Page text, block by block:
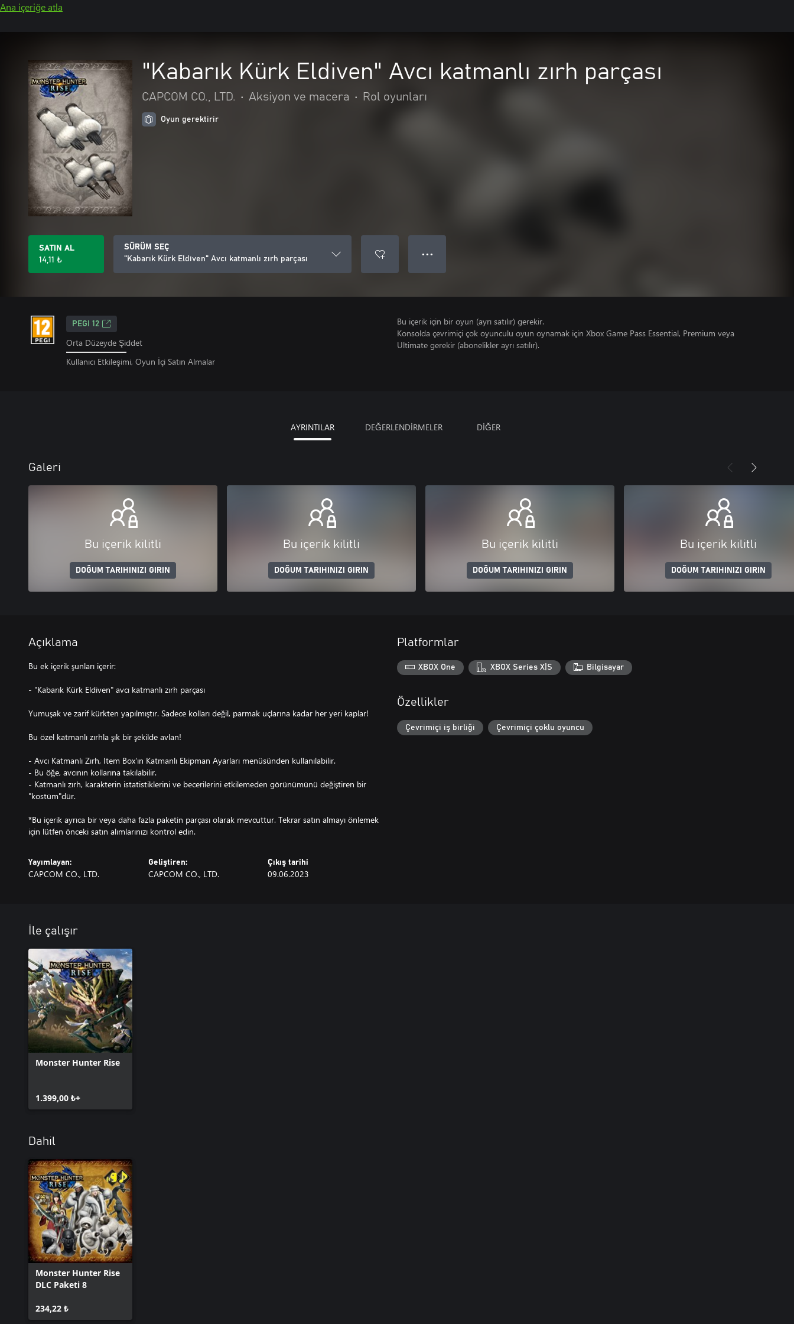
Ana içeriğe atla
"Kabarık Kürk Eldiven" Avcı katmanlı zırh parçası
CAPCOM CO., LTD. • Aksiyon ve macera • Rol oyunları
Oyun gerektirir
SATIN AL
14,11 ₺
SÜRÜM SEÇ
"Kabarık Kürk Eldiven" Avcı katmanlı zırh parçası
● ● ●
PEGI 12
Orta Düzeyde Şiddet
Kullanıcı Etkileşimi, Oyun İçi Satın Almalar
Bu içerik için bir oyun (ayrı satılır) gerekir.
Konsolda çevrimiçi çok oyunculu oyun oynamak için Xbox Game Pass Essential, Premium veya
Ultimate gerekir (abonelikler ayrı satılır).
AYRINTILAR DEĞERLENDİRMELER DİĞER
Galeri
Bu içerik kilitli
DOĞUM TARIHINIZI GIRIN
Bu içerik kilitli
DOĞUM TARIHINIZI GIRIN
Bu içerik kilitli
DOĞUM TARIHINIZI GIRIN
Bu içerik kilitli
DOĞUM TARIHINIZI GIRIN
Açıklama
Bu ek içerik şunları içerir:
- "Kabarık Kürk Eldiven" avcı katmanlı zırh parçası
Yumuşak ve zarif kürkten yapılmıştır. Sadece kolları değil, parmak uçlarına kadar her yeri kaplar!
Bu özel katmanlı zırhla şık bir şekilde avlan!
- Avcı Katmanlı Zırh, Item Box'ın Katmanlı Ekipman Ayarları menüsünden kullanılabilir.
- Bu öğe, avcının kollarına takılabilir.
- Katmanlı zırh, karakterin istatistiklerini ve becerilerini etkilemeden görünümünü değiştiren bir
"kostüm"dür.
*Bu içerik ayrıca bir veya daha fazla paketin parçası olarak mevcuttur. Tekrar satın almayı önlemek
için lütfen önceki satın alımlarınızı kontrol edin.
Yayımlayan:
CAPCOM CO., LTD.
Geliştiren:
CAPCOM CO., LTD.
Çıkış tarihi
09.06.2023
Platformlar
XBOX One XBOX Series X|S Bilgisayar
Özellikler
Çevrimiçi iş birliği Çevrimiçi çoklu oyuncu
İle çalışır
Monster Hunter Rise
1.399,00 ₺+
Dahil
Monster Hunter Rise
DLC Paketi 8
234,22 ₺